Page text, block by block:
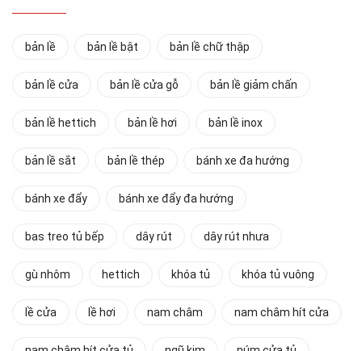
bản lề bản lề bật bản lề chữ thập
bản lề cửa bản lề cửa gỗ bản lề giảm chấn
bản lề hettich bản lề hơi bản lề inox
bản lề sắt bản lề thép bánh xe đa hướng
bánh xe đẩy bánh xe đẩy đa hướng
bas treo tủ bếp dây rút dây rút nhưa
gù nhôm hettich khóa tủ khóa tủ vuông
lề cửa lề hơi nam châm nam châm hít cửa